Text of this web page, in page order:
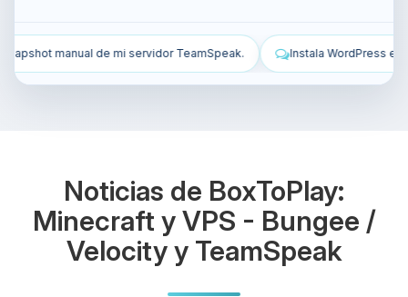
Instala WordPress en mi VPS y configúralo. Protege mi
Noticias de BoxToPlay:
Minecraft y VPS - Bungee /
Velocity y TeamSpeak